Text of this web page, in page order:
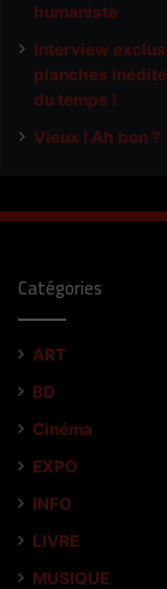
humaniste
Interview
planches
du temps !
Vieux ! Ah bon ?
Catégories
ART
BD
Cinéma
EXPO
INFO
LIVRE
MUSIQUE